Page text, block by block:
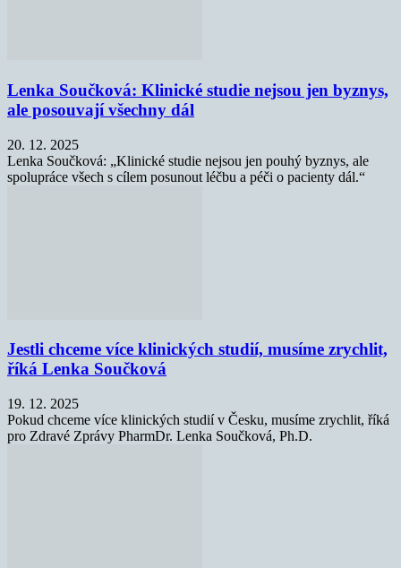
Lenka Součková: Klinické studie nejsou jen byznys,
ale posouvají všechny dál
20. 12. 2025
Lenka Součková: „Klinické studie nejsou jen pouhý byznys, ale
spolupráce všech s cílem posunout léčbu a péči o pacienty dál.“
Jestli chceme více klinických studií, musíme zrychlit,
říká Lenka Součková
19. 12. 2025
Pokud chceme více klinických studií v Česku, musíme zrychlit, říká
pro Zdravé Zprávy PharmDr. Lenka Součková, Ph.D.